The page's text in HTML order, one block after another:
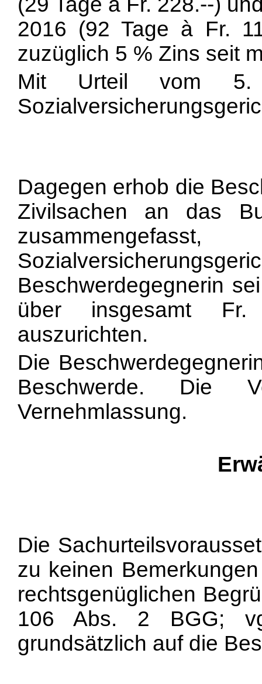
2016 (92 Tage à Fr.
zuzüglich 5 % Zins seit
Mit Urteil vom
Dagegen erhob die
Zivilsachen an das
Beschwerdegegnerin
über insgesamt
auszurichten.
Die
Beschwerde. Die
Vernehmlassung.
Die
zu keinen
rechtsgenüglichen
106 Abs. 2 BGG;
grundsätzlich auf die